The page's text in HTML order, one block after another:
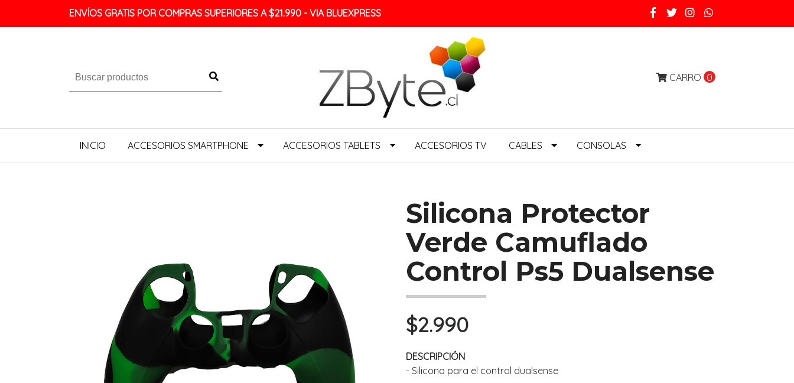
ENVÍOS GRATIS POR COMPRAS SUPERIORES A $21.990 - VIA BLUEXPRESS
CARRO 0
INICIO ACCESORIOS SMARTPHONE ACCESORIOS TABLETS ACCESORIOS TV CABLES CONSOLAS
Silicona Protector
Verde Camuflado
Control Ps5 Dualsense
$2.990
DESCRIPCIÓN
- Silicona para el control dualsense